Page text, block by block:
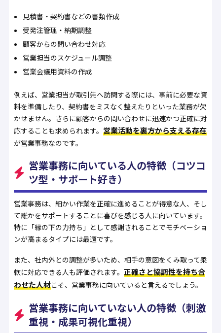
見積書・契約書などの書類作成
受発注管理・納期調整
顧客からの問い合わせ対応
営業担当のスケジュール調整
営業会議用資料の作成
例えば、営業担当が取引先へ訪問する際には、事前に必要な資
料を準備したり、契約書をミスなく整えたりといった業務が欠
かせません。さらに顧客からの問い合わせに迅速かつ正確に対
応することも求められます。 営業活動を裏方から支える存在
が営業事務なのです。
営業事務に向いている人の特徴（コツコ
ツ型・サポート好き）
営業事務は、細かい作業を正確に進めることが得意な人、そし
て誰かをサポートすることに喜びを感じる人に向いています。
特に「縁の下の力持ち」として感謝されることでモチベーショ
ンが高まるタイプには最適です。
また、社内外との調整が多いため、相手の意図をくみ取って柔
軟に対応できる人も評価されます。 正確さと協調性を持ち合
わせた人材こそ、営業事務に向いていると言えるでしょう。
営業事務に向いていない人の特徴（刺激
重視・成果可視化重視）